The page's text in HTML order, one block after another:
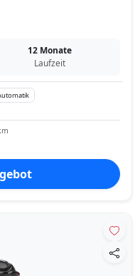
12 Monate
Laufzeit